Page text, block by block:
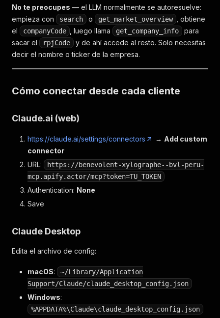
No te preocupes — el LLM normalmente se autoresuelve:
empieza con
search o get_market_overview
, obtiene
el
companyCode , luego llama get_company_info
para
sacar el
rpjCode
y de ahí accede al resto. Solo necesitas
decir el nombre o ticker de la empresa.
Cómo conectar desde cada cliente
Claude.ai (web)
https://claude.ai/settings/connectors → Add custom
connector
URL:
https://benevolent-xylographe--bvl-peru-
mcp.apify.actor/mcp?token=TU_TOKEN
Authentication: None
Save
Claude Desktop
Edita el archivo de config:
macOS:
~/Library/Application
Support/Claude/claude_desktop_config.json
Windows:
%APPDATA%\Claude\claude_desktop_config.json